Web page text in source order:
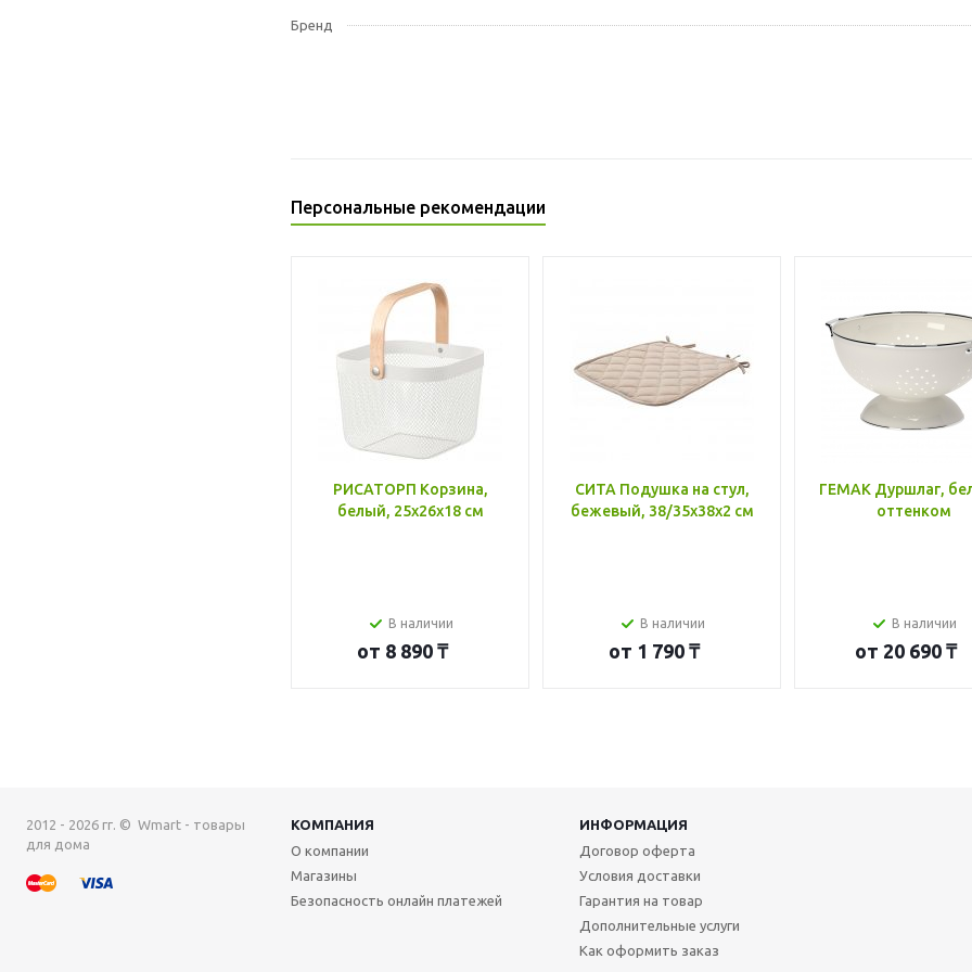
Бренд
Персональные рекомендации
РИСАТОРП Корзина,
белый, 25x26x18 см
В наличии
от 8 890 ₸
СИТА Подушка на стул,
бежевый, 38/35x38x2 см
В наличии
от 1 790 ₸
ГЕМАК Дуршлаг,
оттенком
В наличии
от 20 690 ₸
2012 - 2026 гг. © Wmart - товары
для дома
КОМПАНИЯ
ИНФОРМАЦИЯ
О компании
Магазины
Безопасность онлайн платежей
Договор оферта
Условия доставки
Гарантия на товар
Дополнительные услуги
Как оформить заказ